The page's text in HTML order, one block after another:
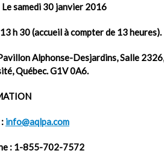
samedi 30 janvier 2016
h 30 (accueil à compter de 13 heures).
Alphonse-Desjardins, Salle
Québec. G1V 0A6.
info@aqlpa.com
: 1-855-702-7572